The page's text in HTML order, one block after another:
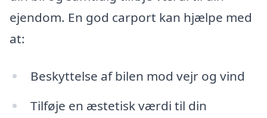
ejendom. En god carport kan hjælpe med
at:
Beskyttelse af bilen mod vejr og vind
Tilføje en æstetisk værdi til din